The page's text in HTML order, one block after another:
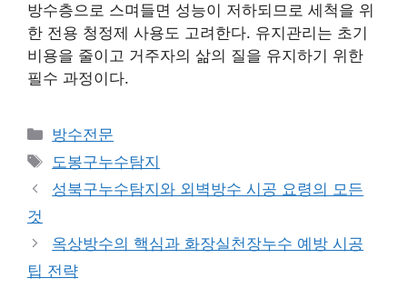
방수층으로 스며들면 성능이 저하되므로 세척을 위
한 전용 청정제 사용도 고려한다. 유지관리는 초기
비용을 줄이고 거주자의 삶의 질을 유지하기 위한
필수 과정이다.
카
테
리
방수전문
태
그
도봉구누수탐지
성북구누수탐지와 외벽방수 시공 요령의 모든
것
옥상방수의 핵심과 화장실천장누수 예방 시공
팁 전략